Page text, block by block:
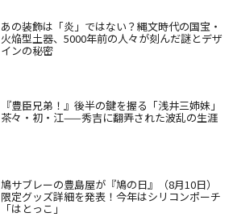
あの装飾は「炎」ではない？縄文時代の国宝・
火焔型土器、5000年前の人々が刻んだ謎とデザ
インの秘密
『豊臣兄弟！』後半の鍵を握る「浅井三姉妹」
茶々・初・江——秀吉に翻弄された波乱の生涯
鳩サブレーの豊島屋が『鳩の日』（8月10日）
限定グッズ詳細を発表！今年はシリコンポーチ
「はとっこ」